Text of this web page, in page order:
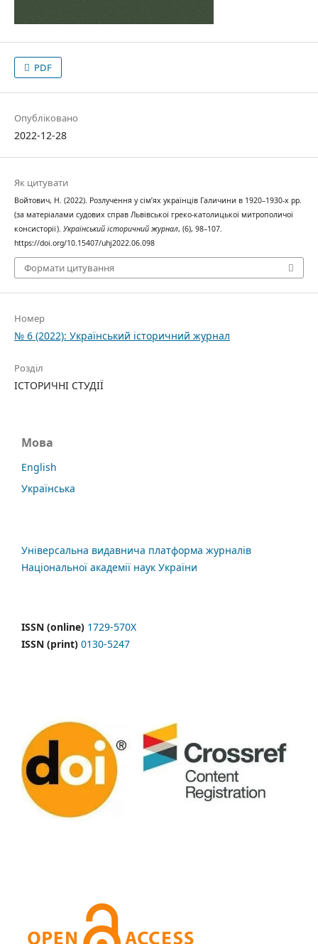
PDF
Опубліковано
2022-12-28
Як цитувати
Войтович, Н. (2022). Розлучення у сім’ях українців Галичини в 1920–1930-х рр.
(за матеріалами судових справ Львівської греко-католицької митрополичої
консисторії). Український історичний журнал, (6), 98–107.
https://doi.org/10.15407/uhj2022.06.098
Формати цитування
Номер
№ 6 (2022): Український історичний журнал
Розділ
ІСТОРИЧНІ СТУДІЇ
Мова
English
Українська
Універсальна видавнича платформа журналів
Національної академії наук України
ISSN (online) 1729-570X
ISSN (print) 0130-5247